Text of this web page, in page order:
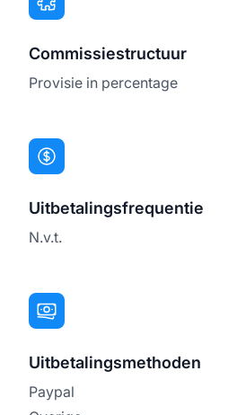
Commissiestructuur
Provisie in percentage
Uitbetalingsfrequentie
N.v.t.
Uitbetalingsmethoden
Paypal